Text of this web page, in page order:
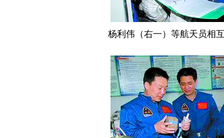
杨利伟（右一）等航天员相